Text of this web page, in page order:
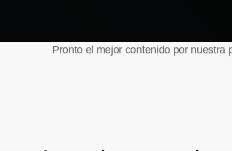
Pronto el mejor contenido por